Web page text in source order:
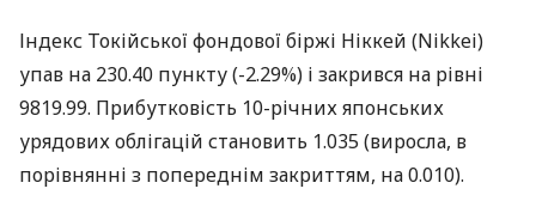
Індекс Токійської фондової біржі Ніккей (Nikkei)
упав на 230.40 пункту (-2.29%) і закрився на рівні
9819.99. Прибутковість 10-річних японських
урядових облігацій становить 1.035 (виросла, в
порівнянні з попереднім закриттям, на 0.010).